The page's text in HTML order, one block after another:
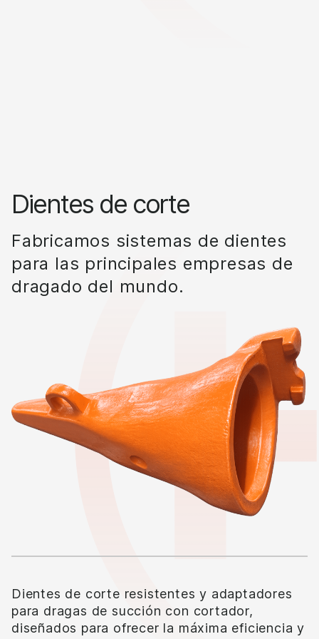
Dientes de corte
Fabricamos sistemas de dientes
para las principales empresas de
dragado del mundo.
Dientes de corte resistentes y adaptadores
para dragas de succión con cortador,
diseñados para ofrecer la máxima eficiencia y